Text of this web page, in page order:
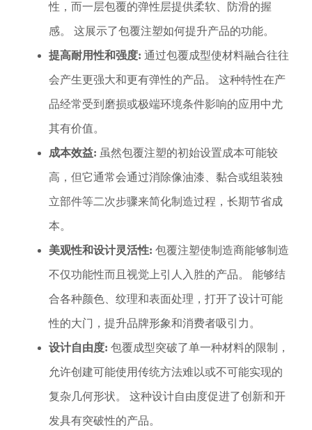
性，而一层包覆的弹性层提供柔软、防滑的握
感。 这展示了包覆注塑如何提升产品的功能。
提高耐用性和强度: 通过包覆成型使材料融合往往
会产生更强大和更有弹性的产品。 这种特性在产
品经常受到磨损或极端环境条件影响的应用中尤
其有价值。
成本效益: 虽然包覆注塑的初始设置成本可能较
高，但它通常会通过消除像油漆、黏合或组装独
立部件等二次步骤来简化制造过程，长期节省成
本。
美观性和设计灵活性: 包覆注塑使制造商能够制造
不仅功能性而且视觉上引人入胜的产品。 能够结
合各种颜色、纹理和表面处理，打开了设计可能
性的大门，提升品牌形象和消费者吸引力。
设计自由度: 包覆成型突破了单一种材料的限制，
允许创建可能使用传统方法难以或不可能实现的
复杂几何形状。 这种设计自由度促进了创新和开
发具有突破性的产品。